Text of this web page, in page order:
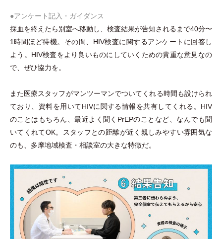
●アンケート記入 ・ ガイダンス
採血を終えたら別室へ移動し、検査結果が告知されるまで40分〜
1時間ほど待機。その間、HIV検査に関するアンケートに回答し
よう。HIV検査をより良いものにしていくための貴重な意見なの
で、ぜひ協力を。
また医療スタッフがマンツーマンでついてくれる時間も設けられ
ており、資料を用いてHIVに関する情報を共有してくれる。HIV
のことはもちろん、最近よく聞くPrEPのことなど、なんでも聞
いてくれてOK。スタッフとの距離が近く親しみやすい雰囲気な
のも、多摩地域検査 ・ 相談室の大きな特徴だ。